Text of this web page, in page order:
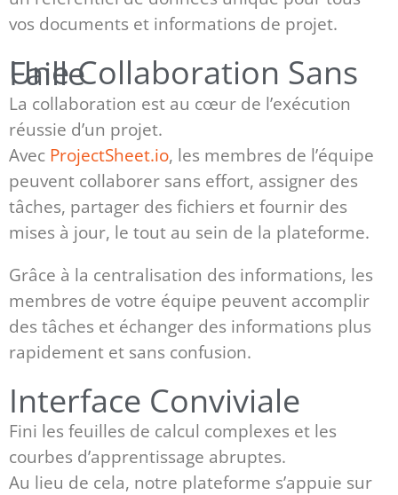
vos documents et informations de projet.
Une Collaboration Sans Faille
La collaboration est au cœur de l’exécution
réussie d’un projet.
Avec ProjectSheet.io, les membres de l’équipe
peuvent collaborer sans effort, assigner des
tâches, partager des fichiers et fournir des
mises à jour, le tout au sein de la plateforme.
Grâce à la centralisation des informations, les
membres de votre équipe peuvent accomplir
des tâches et échanger des informations plus
rapidement et sans confusion.
Interface Conviviale
Fini les feuilles de calcul complexes et les
courbes d’apprentissage abruptes.
Au lieu de cela, notre plateforme s’appuie sur